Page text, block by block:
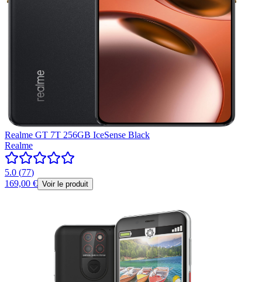
Realme GT 7T 256GB IceSense Black
Realme
5.0 (77)
169,00 € Voir le produit